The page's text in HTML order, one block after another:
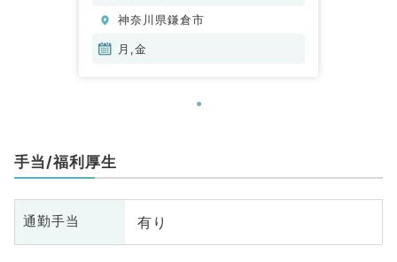
神奈川県鎌倉市
月,金
手当/福利厚生
通勤手当 有り